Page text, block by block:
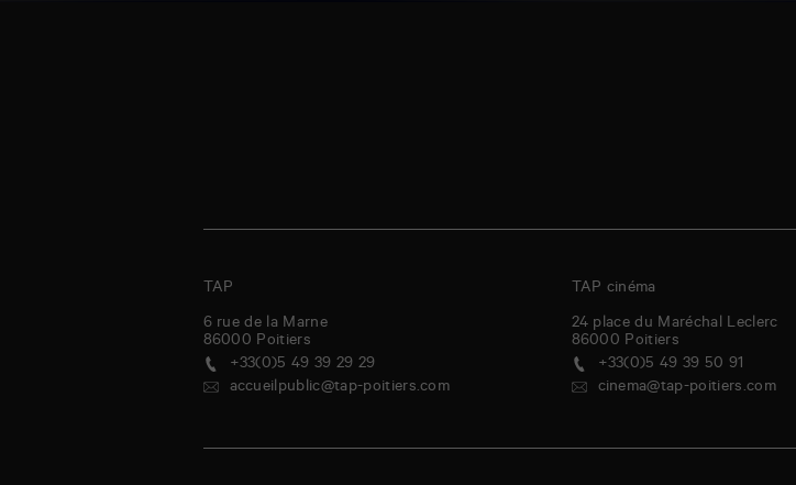
TAP
6 rue de la Marne
86000 Poitiers
+33(0)5 49 39 29 29
accueilpublic@tap-poitiers.com
TAP cinéma
24 place du Maréchal Leclerc
86000 Poitiers
+33(0)5 49 39 50 91
cinema@tap-poitiers.com